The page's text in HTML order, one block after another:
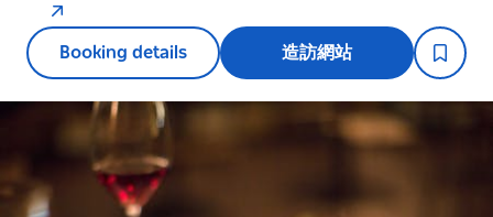
Booking details 造訪網站